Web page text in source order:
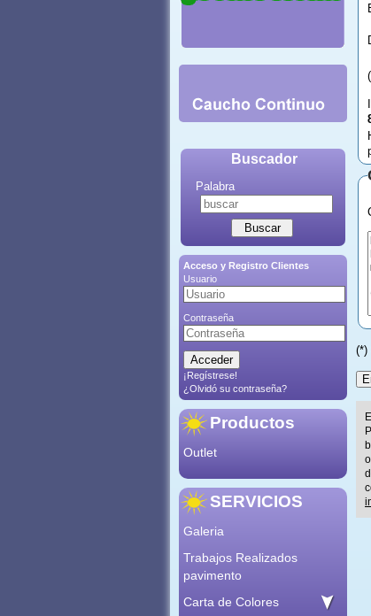
Buscador
Palabra
Acceso y Registro Clientes
Usuario
Contraseña
¡Regístrese!
¿Olvidó su contraseña?
Productos
Outlet
SERVICIOS
Galeria
Trabajos Realizados
pavimento
Carta de Colores
(*)